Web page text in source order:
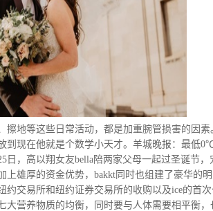
擦地等这些日常活动，都是加重腕管损害的因素
到现在他就是个数学小天才。羊城晚报：最
日，高以翔女友bella陪两家父母一起过圣诞节
上雄厚的资金优势，bakkt同时也组建了豪华的
约交易所和纽约证券交易所的收购以及ice的首
大营养物质的均衡，同时要与人体需要相平衡